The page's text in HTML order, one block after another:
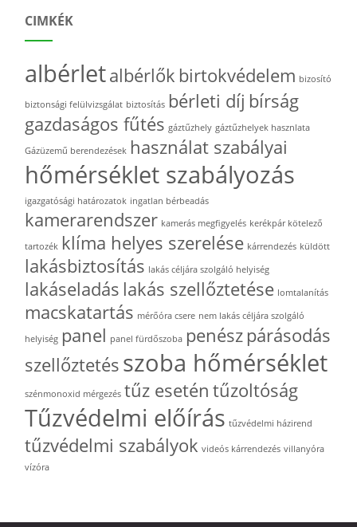
CIMKÉK
albérletalbérlők birtokvédelem bizosító
biztonsági felülvizsgálat biztosítás bérleti díj bírság
gazdaságos fűtés gáztűzhely gáztűzhelyek hasznlata
Gázüzemű berendezések használat szabályai
hőmérséklet szabályozás
igazgatósági határozatok ingatlan bérbeadás
kamerarendszer kamerás megfigyelés kerékpár kötelező
tartozék klíma helyes szerelése kárrendezés küldött
lakásbiztosítás lakás céljára szolgáló helyiség
lakáseladás lakás szellőztetése lomtalanítás
macskatartás mérőóra csere nem lakás céljára szolgáló
helyiség panel panel fürdőszoba penész párásodás
szellőztetés szoba hőmérséklet
szénmonoxid mérgezés tűz esetén tűzoltóság
Tűzvédelmi előírás tűzvédelmi házirend
tűzvédelmi szabályok videós kárrendezés villanyóra
vízóra